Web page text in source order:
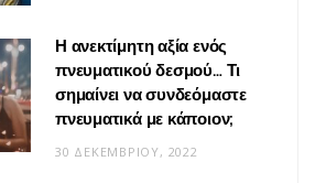
Η ανεκτίμητη αξία ενός
πνευματικού δεσμού… Τι
σημαίνει να συνδεόμαστε
πνευματικά με κάποιον;
30 ΔΕΚΕΜΒΡΊΟΥ, 2022